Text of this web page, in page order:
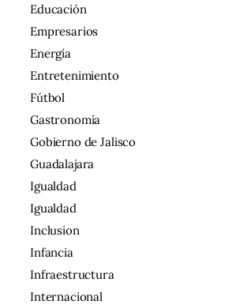
Educación
Empresarios
Energía
Entretenimiento
Fútbol
Gastronomía
Gobierno de Jalisco
Guadalajara
Igualdad
Igualdad
Inclusion
Infancia
Infraestructura
Internacional